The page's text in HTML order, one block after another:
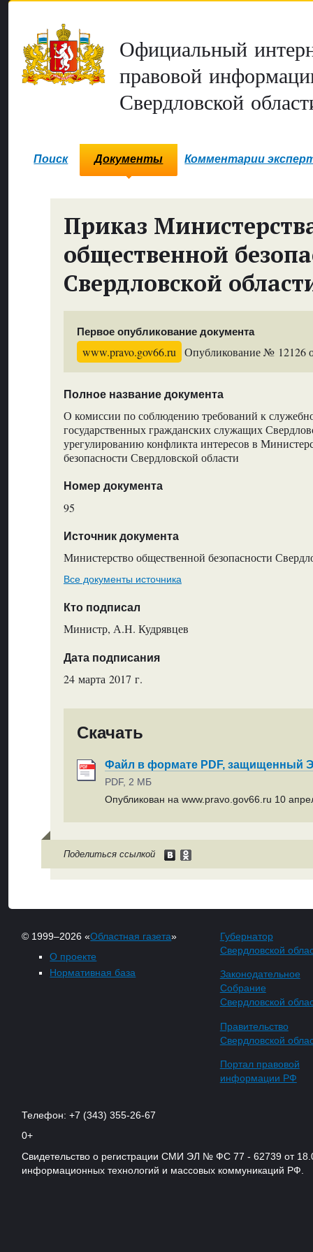
Официальный
правовой
Свердловской
Поиск Документы Комментарии
Приказ
общественной
Свердловской
Первое опубликование документа
www.pravo.gov66.ru Опубликование № 12126
Полное название документа
О комиссии по соблюдению требований к
государственных гражданских служащих
урегулированию конфликта интересов в
безопасности Свердловской области
Номер документа
95
Источник документа
Министерство общественной безопасности
Все документы источника
Кто подписал
Министр, А.Н. Кудрявцев
Дата подписания
24 марта 2017 г.
Скачать
Файл в формате PDF, защищенный
PDF, 2 МБ
Опубликован на www.pravo.gov66.ru 10
Поделиться ссылкой
© 1999–2026 «Областная газета»
О проекте
Нормативная база
Губернатор
Свердловской
Законодательное
Собрание
Свердловской
Правительство
Свердловской
Портал правовой
информации РФ
Телефон: +7 (343) 355-26-67
0+
Свидетельство о регистрации СМИ ЭЛ № ФС 77 - 62739 от
информационных технологий и массовых коммуникаций РФ.